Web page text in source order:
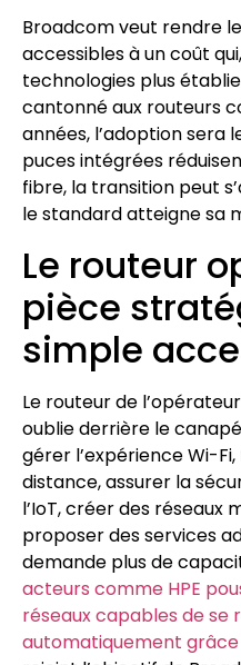
Broadcom veut rendre
accessibles à un coût
technologies plus
cantonné aux routeurs
années, l’adoption sera
puces intégrées
fibre, la transition peut
le standard atteigne sa
Le routeur
pièce
simple
Le routeur de
oublie derrière le
gérer l’expérience Wi-
distance, assurer la
l’IoT, créer des réseaux
proposer des services
demande plus de
acteurs comme HPE
réseaux capables de se
automatiquement grâce